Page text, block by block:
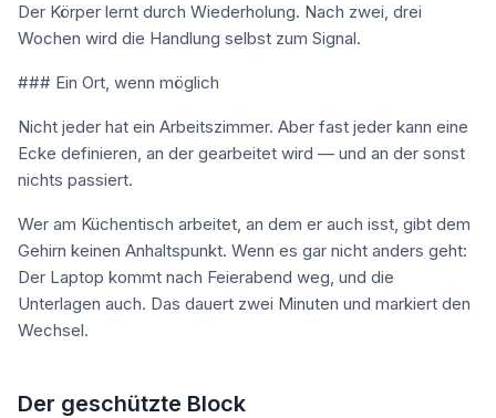
Der Körper lernt durch Wiederholung. Nach zwei, drei
Wochen wird die Handlung selbst zum Signal.
### Ein Ort, wenn möglich
Nicht jeder hat ein Arbeitszimmer. Aber fast jeder kann eine
Ecke definieren, an der gearbeitet wird — und an der sonst
nichts passiert.
Wer am Küchentisch arbeitet, an dem er auch isst, gibt dem
Gehirn keinen Anhaltspunkt. Wenn es gar nicht anders geht:
Der Laptop kommt nach Feierabend weg, und die
Unterlagen auch. Das dauert zwei Minuten und markiert den
Wechsel.
Der geschützte Block